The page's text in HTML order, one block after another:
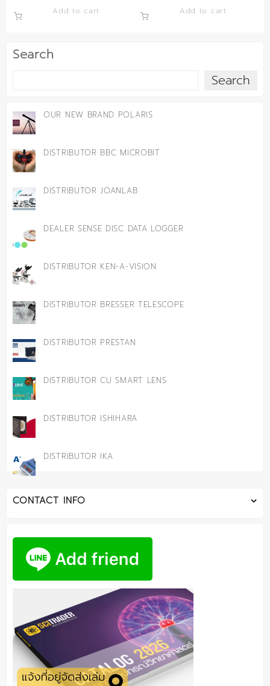
Search
Search
OUR NEW BRAND POLARIS
DISTRIBUTOR BBC MICROBIT
DISTRIBUTOR JOANLAB
DEALER SENSE DISC DATA LOGGER
DISTRIBUTOR KEN-A-VISION
DISTRIBUTOR BRESSER TELESCOPE
DISTRIBUTOR PRESTAN
DISTRIBUTOR CU SMART LENS
DISTRIBUTOR ISHIHARA
DISTRIBUTOR IKA
Add to cart Add to cart
CONTACT INFO